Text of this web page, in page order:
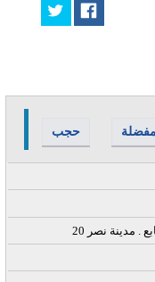
حجب
. مدينة نصر